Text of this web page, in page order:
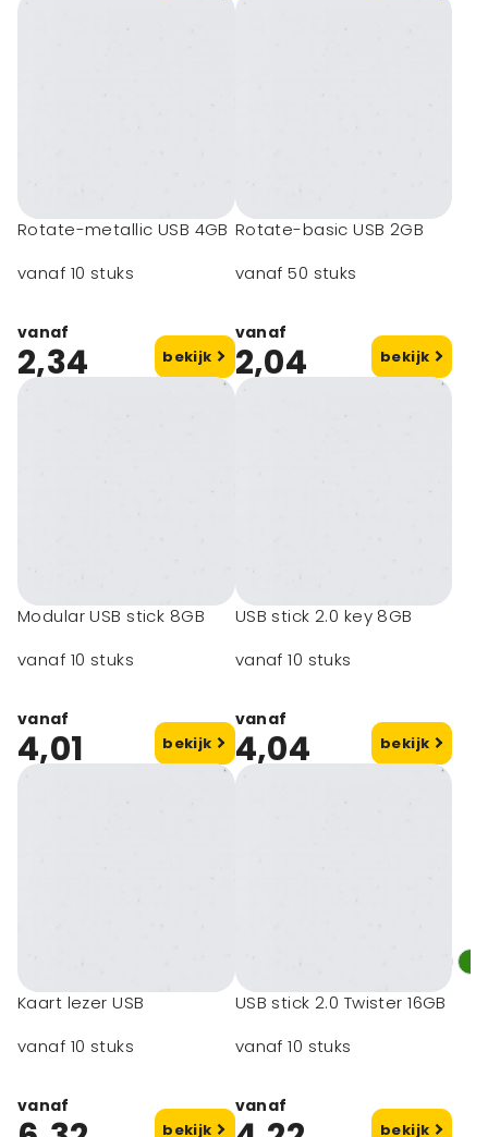
Rotate-metallic USB 4GB
vanaf 10 stuks
vanaf
2,34 bekijk
Rotate-basic USB 2GB
vanaf 50 stuks
vanaf
2,04 bekijk
Modular USB stick 8GB
vanaf 10 stuks
vanaf
4,01 bekijk
USB stick 2.0 key 8GB
vanaf 10 stuks
vanaf
4,04 bekijk
Kaart lezer USB
vanaf 10 stuks
vanaf
bekijk
USB stick 2.0 Twister 16GB
vanaf 10 stuks
vanaf
bekijk